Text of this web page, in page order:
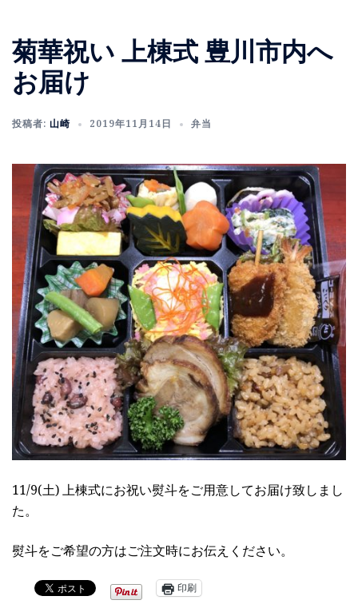
菊華祝い 上棟式 豊川市内へ
お届け
投稿者: 山崎 2019年11月14日 弁当
11/9(土) 上棟式にお祝い熨斗をご用意してお届け致しまし
た。
熨斗をご希望の方はご注文時にお伝えください。
印刷